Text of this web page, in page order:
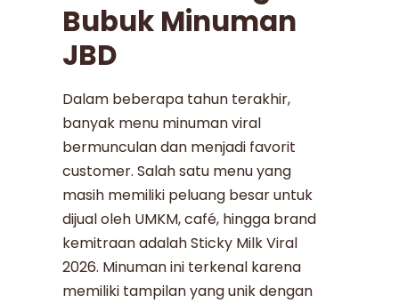
Bubuk Minuman
JBD
Dalam beberapa tahun terakhir,
banyak menu minuman viral
bermunculan dan menjadi favorit
customer. Salah satu menu yang
masih memiliki peluang besar untuk
dijual oleh UMKM, café, hingga brand
kemitraan adalah Sticky Milk Viral
2026. Minuman ini terkenal karena
memiliki tampilan yang unik dengan